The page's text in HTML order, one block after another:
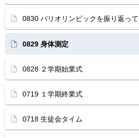
0830 パリオリンピックを振り返って
0829 身体測定
0828 ２学期始業式
0719 １学期終業式
0718 生徒会タイム